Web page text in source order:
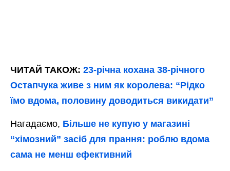
ЧИТАЙ ТАКОЖ: 23-річна кохана 38-річного
Остапчука живе з ним як королева: “Рідко
їмо вдома, половину доводиться викидати”
Нагадаємо, Більше не купую у магазині
“хімозний” засіб для прання: роблю вдома
сама не менш ефективний